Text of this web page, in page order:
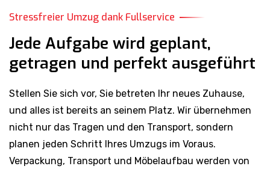
Stressfreier Umzug dank Fullservice
Jede Aufgabe wird geplant,
getragen und perfekt ausgeführt
Stellen Sie sich vor, Sie betreten Ihr neues Zuhause,
und alles ist bereits an seinem Platz. Wir übernehmen
nicht nur das Tragen und den Transport, sondern
planen jeden Schritt Ihres Umzugs im Voraus.
Verpackung, Transport und Möbelaufbau werden von